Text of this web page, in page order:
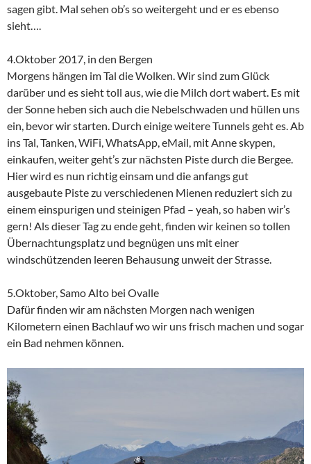
sagen gibt. Mal sehen ob’s so weitergeht und er es ebenso
sieht….
4.Oktober 2017, in den Bergen
Morgens hängen im Tal die Wolken. Wir sind zum Glück
darüber und es sieht toll aus, wie die Milch dort wabert. Es mit
der Sonne heben sich auch die Nebelschwaden und hüllen uns
ein, bevor wir starten. Durch einige weitere Tunnels geht es. Ab
ins Tal, Tanken, WiFi, WhatsApp, eMail, mit Anne skypen,
einkaufen, weiter geht’s zur nächsten Piste durch die Bergee.
Hier wird es nun richtig einsam und die anfangs gut
ausgebaute Piste zu verschiedenen Mienen reduziert sich zu
einem einspurigen und steinigen Pfad – yeah, so haben wir’s
gern! Als dieser Tag zu ende geht, finden wir keinen so tollen
Übernachtungsplatz und begnügen uns mit einer
windschützenden leeren Behausung unweit der Strasse.
5.Oktober, Samo Alto bei Ovalle
Dafür finden wir am nächsten Morgen nach wenigen
Kilometern einen Bachlauf wo wir uns frisch machen und sogar
ein Bad nehmen können.